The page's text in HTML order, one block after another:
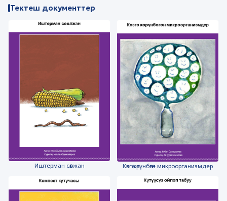
Тектеш документтер
Иштерман сөөлжан Көзгө көрүнбөгөн микроорганизмдер